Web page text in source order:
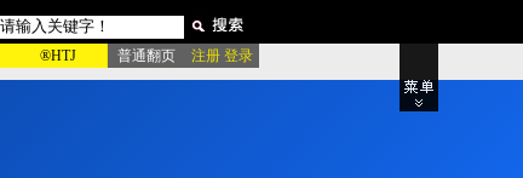
®HTJ 注册 登录
普通翻页